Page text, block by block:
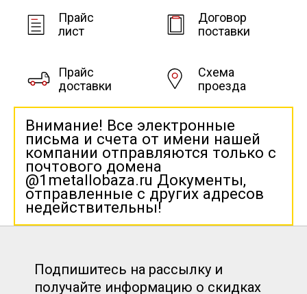
Прайс
лист
Договор
поставки
Прайс
доставки
Схема
проезда
Внимание! Все электронные
письма и счета от имени нашей
компании отправляются только с
почтового домена
@1metallobaza.ru Документы,
отправленные с других адресов
недействительны!
Подпишитесь на рассылку и
получайте информацию о скидках